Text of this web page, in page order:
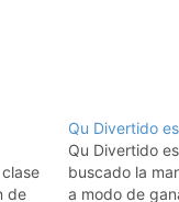
de
Qu Divertido
Qu Divertido
buscado la
a modo de